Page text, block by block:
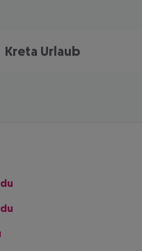
Kreta Urlaub